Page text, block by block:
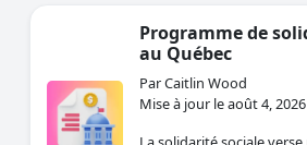
Programme de
au Québec
Par Caitlin Wood
Mise à jour le août 4, 2026